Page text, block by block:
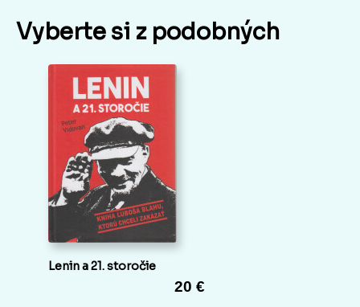
Vyberte si z podobných
Lenin a 21. storočie
20 €